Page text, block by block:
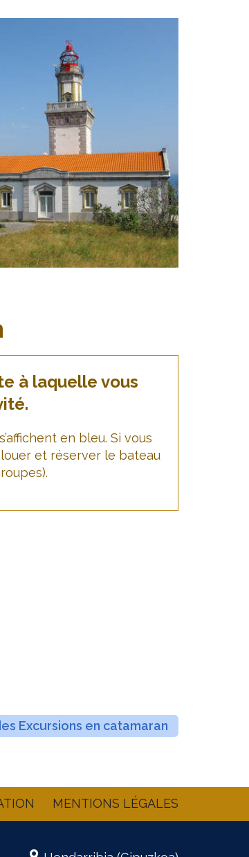
à laquelle vous
en bleu. Si vous
et réserver le bateau
Excursions en catamaran
MENTIONS LÉGALES